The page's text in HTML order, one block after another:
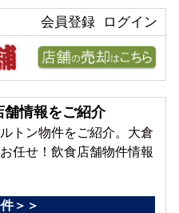
ログイン
会員登録
舗情報をご紹介
トン物件をご紹介。大倉
任せ！飲食店舗物件情報
＞＞